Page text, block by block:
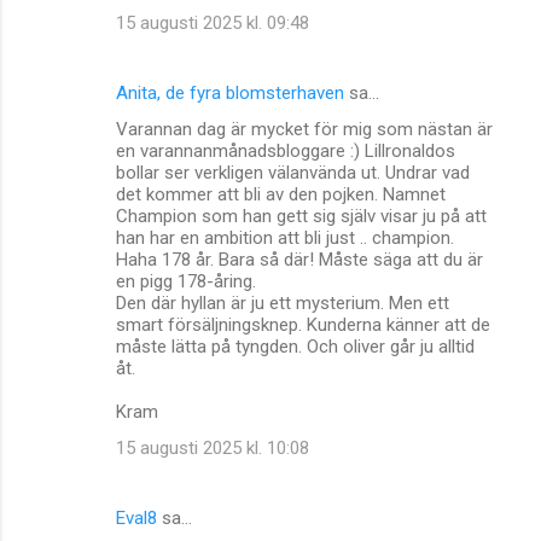
15 augusti 2025 kl. 09:48
Anita, de fyra blomsterhaven sa…
Varannan dag är mycket för mig som nästan är
en varannanmånadsbloggare :) Lillronaldos
bollar ser verkligen välanvända ut. Undrar vad
det kommer att bli av den pojken. Namnet
Champion som han gett sig själv visar ju på att
han har en ambition att bli just .. champion.
Haha 178 år. Bara så där! Måste säga att du är
en pigg 178-åring.
Den där hyllan är ju ett mysterium. Men ett
smart försäljningsknep. Kunderna känner att de
måste lätta på tyngden. Och oliver går ju alltid
åt.
Kram
15 augusti 2025 kl. 10:08
Eval8 sa…